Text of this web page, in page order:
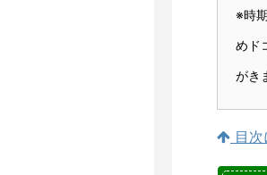
※時
めド
がき
目